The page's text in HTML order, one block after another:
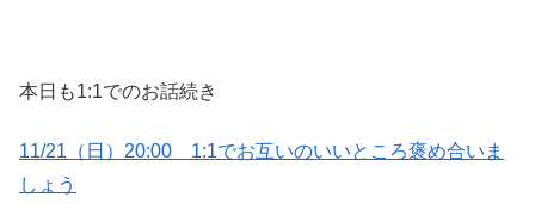
本日も1:1でのお話続き
11/21（日）20:00 1:1でお互いのいいところ褒め合いま
しょう